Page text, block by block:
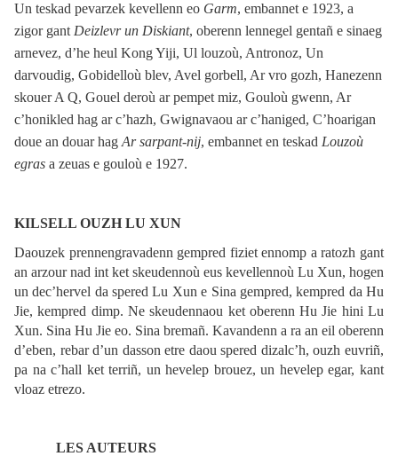
Un teskad pevarzek kevellenn eo Garm, embannet e 1923, a
zigor gant Deizlevr un Diskiant, oberenn lennegel gentañ e sinaeg
arnevez, d’he heul Kong Yiji, Ul louzoù, Antronoz, Un
darvoudig, Gobidelloù blev, Avel gorbell, Ar vro gozh, Hanezenn
skouer A Q, Gouel deroù ar pempet miz, Gouloù gwenn, Ar
c’honikled hag ar c’hazh, Gwignavaou ar c’haniged, C’hoarigan
doue an douar hag Ar sarpant-nij, embannet en teskad Louzoù
egras a zeuas e gouloù e 1927.
KILSELL OUZH LU XUN
Daouzek prennengravadenn gempred fiziet ennomp a ratozh gant
an arzour nad int ket skeudennoù eus kevellennoù Lu Xun, hogen
un dec’hervel da spered Lu Xun e Sina gempred, kempred da Hu
Jie, kempred dimp. Ne skeudennaou ket oberenn Hu Jie hini Lu
Xun. Sina Hu Jie eo. Sina bremañ. Kavandenn a ra an eil oberenn
d’eben, rebar d’un dasson etre daou spered dizalc’h, ouzh euvriñ,
pa na c’hall ket terriñ, un hevelep brouez, un hevelep egar, kant
vloaz etrezo.
LES AUTEURS